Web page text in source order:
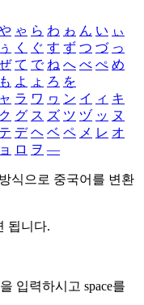
ゃ ら わ ゎ ん い ぃ
ぅ く ぐ す ず つ づ っ
て で ね へ べ ぺ め
も よ ょ ろ を
ャ ラ ワ ヮ ン イ ィ キ
ク グ ス ズ ツ ヅ ッ ヌ
テ デ ヘ ベ ペ メ レ オ
ョ ロ ヲ ―
식으로 중국어를 변환
됩니다.
을 입력하시고 space를